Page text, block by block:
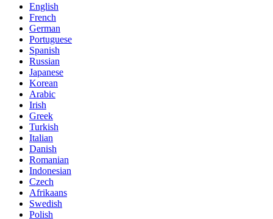
English
French
German
Portuguese
Spanish
Russian
Japanese
Korean
Arabic
Irish
Greek
Turkish
Italian
Danish
Romanian
Indonesian
Czech
Afrikaans
Swedish
Polish